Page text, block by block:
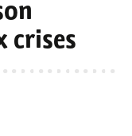
crises